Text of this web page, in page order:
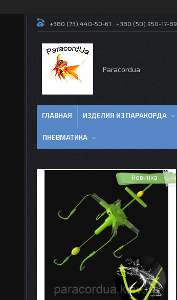
+380 (73) 440-50-61 +380 (50) 950-17-89
Paracordua
ГЛАВНАЯ ИЗДЕЛИЯ ИЗ ПАРАКОРДА
ПНЕВМАТИКА
Новинка